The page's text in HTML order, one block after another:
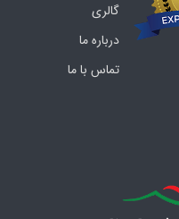
گالری
درباره ما
تماس با ما